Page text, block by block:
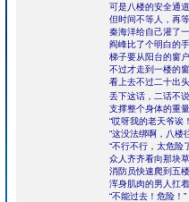
可是八楼的安全通
但时间不等人，再
秦海洋给自己灌了
阎峰比了个明白的
梯子要从阳台的窗
不过才走到一楼的
看上去不过二十出
丢下这话，二话不
支撑整个身体的重
“哎呀我的老天爷诶
“这没法绑啊，八楼
“不行不行，太危
众人齐齐看向那块
消防员快速爬到五
浑身肌肉的男人扛
“不能过去！危险！”